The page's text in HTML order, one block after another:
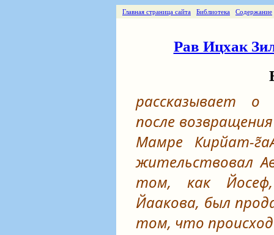
Главная страница сайта Библиотека Содержание
Рав Ицхак
рассказывает о
после
Мамре Кирйат-
жительствовал
том, как
Йаакова, был
том, что